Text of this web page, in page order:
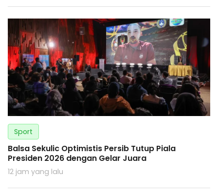
Sport
Balsa Sekulic Optimistis Persib Tutup Piala
Presiden 2026 dengan Gelar Juara
12 jam yang lalu